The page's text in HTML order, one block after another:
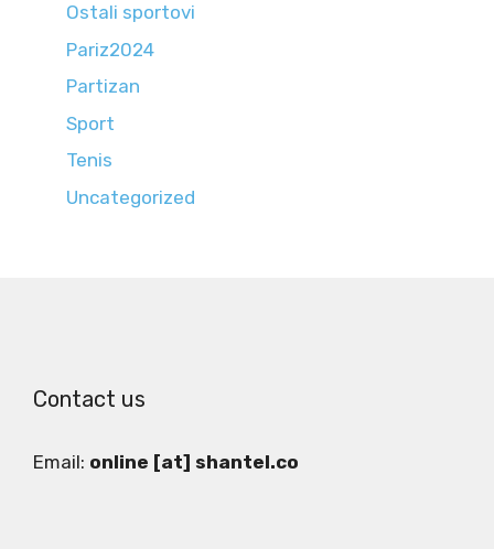
Ostali sportovi
Pariz2024
Partizan
Sport
Tenis
Uncategorized
Contact us
Email: online [at] shantel.co